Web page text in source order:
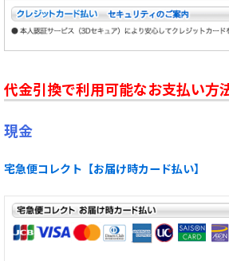
代金引換で利用可能なお支払い方
現金
宅急便コレクト【お届け時カード払い】